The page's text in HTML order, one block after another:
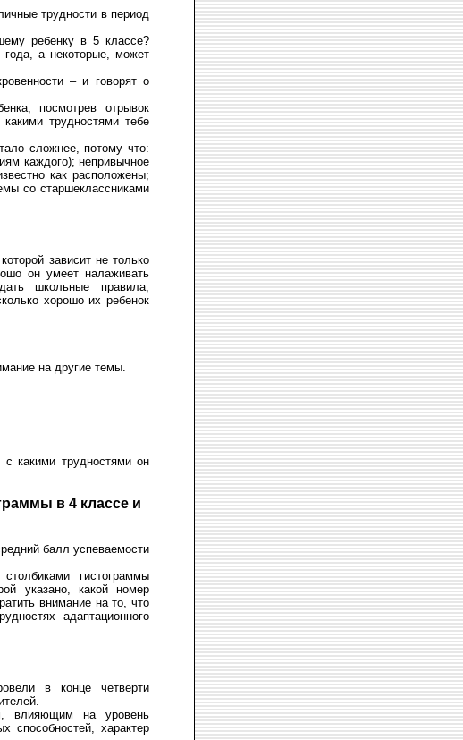
трудности в период
ребенку в 5 классе?
а некоторые, может
– и говорят о
посмотрев отрывок
трудностями тебе
сложнее, потому что:
каждого); непривычное
как расположены;
со старшеклассниками
зависит не только
он умеет налаживать
школьные правила,
хорошо их ребенок
на другие темы.
с какими трудностями он
в 4 классе и
балл успеваемости
гистограммы
указано, какой номер
внимание на то, что
адаптационного
в конце четверти
влияющим на уровень
способностей, характер